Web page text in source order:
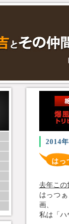
2014
はっ
去年この
はっつ
画、
私は「ハ